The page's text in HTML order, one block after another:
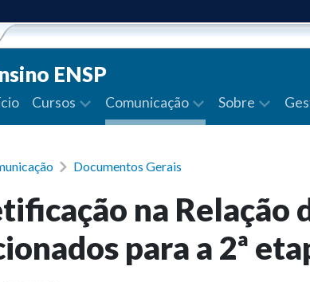
ENSP
Cursos Comunicação Sobre
Documentos Gerais
na Relação
para a 2ª